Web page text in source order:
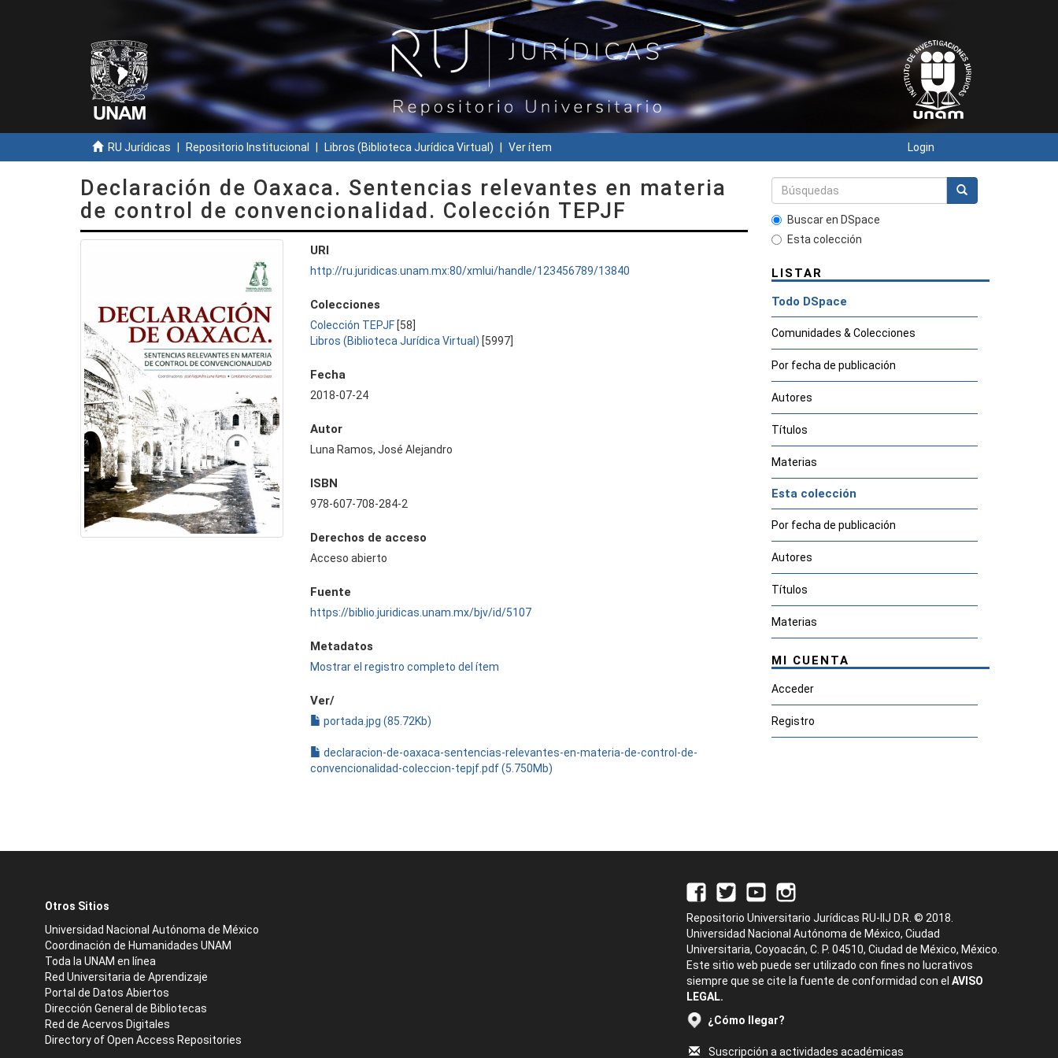
RU Jurídicas Repositorio Institucional Libros (Biblioteca Jurídica Virtual) Ver ítem Login
Declaración de Oaxaca. Sentencias relevantes en materia
de control de convencionalidad. Colección TEPJF
URI
http://ru.juridicas.unam.mx:80/xmlui/handle/123456789/13840
Colecciones
Colección TEPJF [58]
Libros (Biblioteca Jurídica Virtual) [5997]
Fecha
2018-07-24
Autor
Luna Ramos, José Alejandro
ISBN
978-607-708-284-2
Derechos de acceso
Acceso abierto
Fuente
https://biblio.juridicas.unam.mx/bjv/id/5107
Metadatos
Mostrar el registro completo del ítem
Ver/
portada.jpg (85.72Kb)
declaracion-de-oaxaca-sentencias-relevantes-en-materia-de-control-de-
convencionalidad-coleccion-tepjf.pdf (5.750Mb)
Buscar en DSpace
Esta colección
LISTAR
Todo DSpace
Comunidades & Colecciones
Por fecha de publicación
Autores
Títulos
Materias
Esta colección
Por fecha de publicación
Autores
Títulos
Materias
MI CUENTA
Acceder
Registro
Otros Sitios
Universidad Nacional Autónoma de México
Coordinación de Humanidades UNAM
Toda la UNAM en línea
Red Universitaria de Aprendizaje
Portal de Datos Abiertos
Dirección General de Bibliotecas
Red de Acervos Digitales
Directory of Open Access Repositories
Repositorio Universitario Jurídicas RU-IIJ D.R. © 2018.
Universidad Nacional Autónoma de México, Ciudad
Universitaria, Coyoacán, C. P. 04510, Ciudad de México, México.
Este sitio web puede ser utilizado con fines no lucrativos
siempre que se cite la fuente de conformidad con el AVISO
LEGAL.
¿Cómo llegar?
Suscripción a actividades académicas